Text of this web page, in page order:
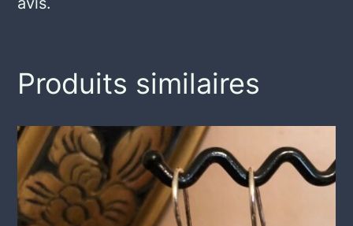
Produits similaires